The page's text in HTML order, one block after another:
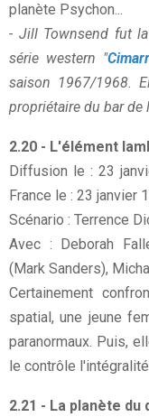
planète Psychon...
- Jill Townsend fut
série western "
saison 1967/1968.
propriétaire du bar de
2.20 - L'élément
Diffusion le : 23
France le : 23 janvier
Scénario : Terrence
Avec : Deborah
(Mark Sanders),
Certainement
spatial, une jeune
paranormaux. Puis,
le contrôle
2.21 - La planète